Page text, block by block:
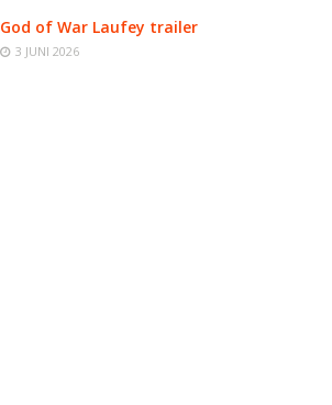
God of War Laufey trailer
3 JUNI 2026